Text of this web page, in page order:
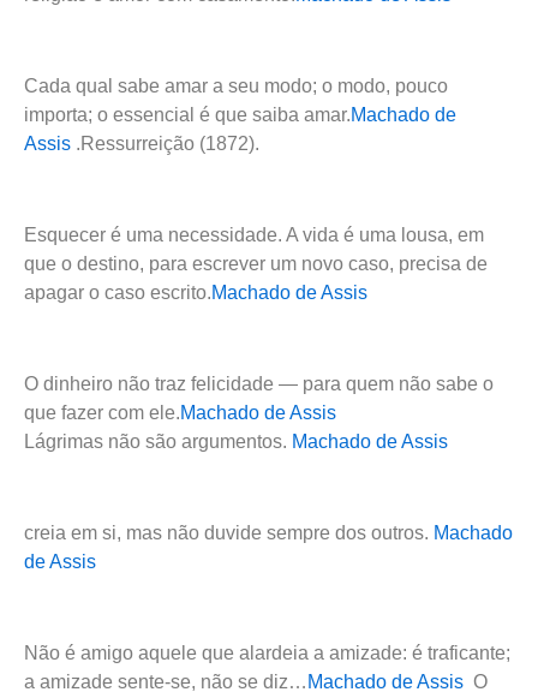
Cada qual sabe amar a seu modo; o modo, pouco
importa; o essencial é que saiba amar.Machado de
Assis .Ressurreição (1872).
Esquecer é uma necessidade. A vida é uma lousa, em
que o destino, para escrever um novo caso, precisa de
apagar o caso escrito.Machado de Assis
O dinheiro não traz felicidade — para quem não sabe o
que fazer com ele.Machado de Assis
Lágrimas não são argumentos. Machado de Assis
creia em si, mas não duvide sempre dos outros. Machado
de Assis
Não é amigo aquele que alardeia a amizade: é traficante;
a amizade sente-se, não se diz… Machado de Assis O